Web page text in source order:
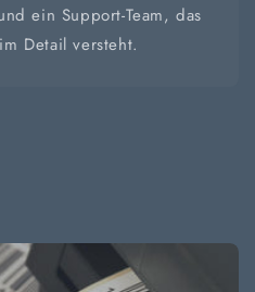
ein Support-Team, das
Detail versteht.